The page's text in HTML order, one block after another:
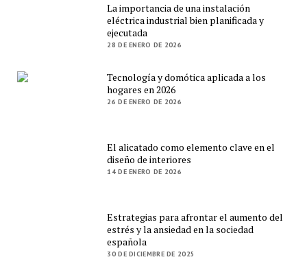
La importancia de una instalación
eléctrica industrial bien planificada y
ejecutada
28 DE ENERO DE 2026
Tecnología y domótica aplicada a los
hogares en 2026
26 DE ENERO DE 2026
El alicatado como elemento clave en el
diseño de interiores
14 DE ENERO DE 2026
Estrategias para afrontar el aumento del
estrés y la ansiedad en la sociedad
española
30 DE DICIEMBRE DE 2025